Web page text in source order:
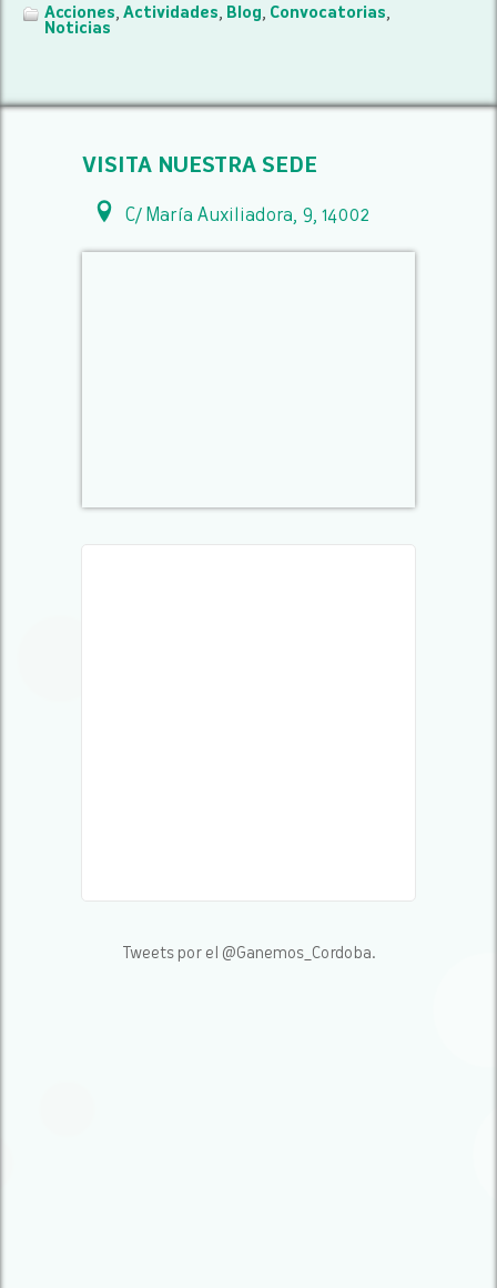
Acciones, Actividades, Blog, Convocatorias,
Noticias
VISITA NUESTRA SEDE
C/ María Auxiliadora, 9, 14002
Tweets por el @Ganemos_Cordoba.